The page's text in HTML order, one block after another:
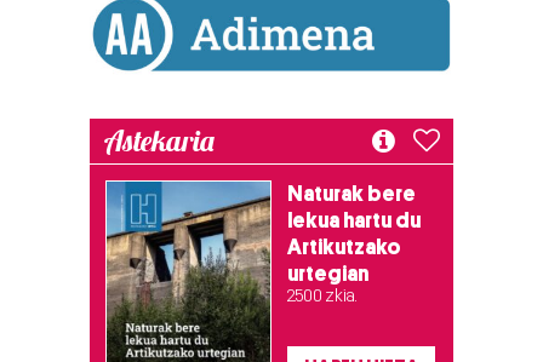
Astekaria
Naturak bere
lekua hartu du
Artikutzako
urtegian
2.500 zkia.